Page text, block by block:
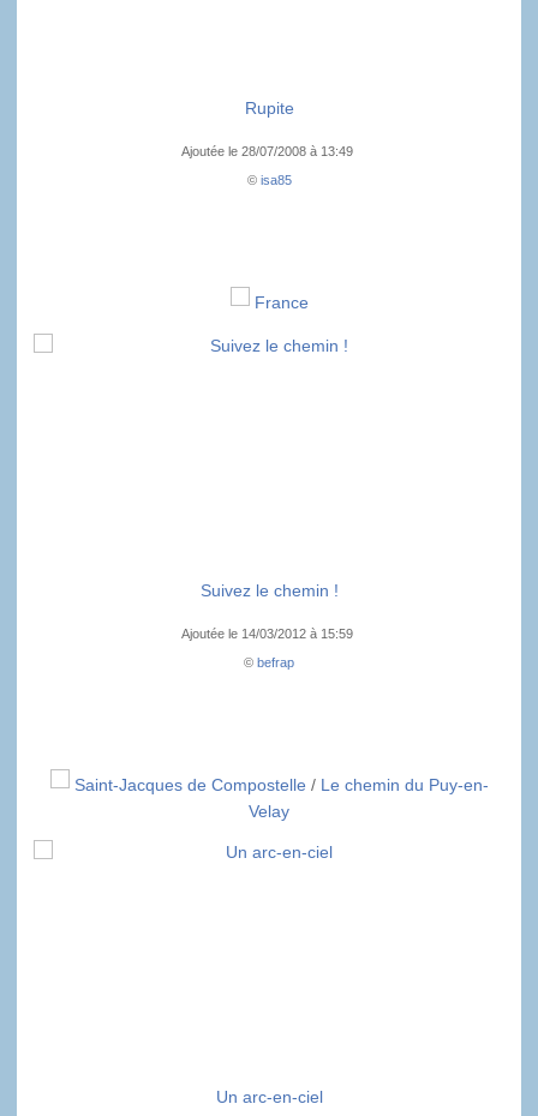
Rupite
Ajoutée le 28/07/2008 à 13:49
© isa85
France
Suivez le chemin !
Ajoutée le 14/03/2012 à 15:59
© befrap
Saint-Jacques de Compostelle / Le chemin du Puy-en-
Velay
Un arc-en-ciel